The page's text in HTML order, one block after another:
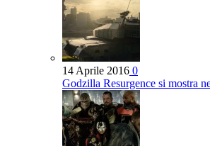
14 Aprile 2016 0
Godzilla Resurgence si mostra